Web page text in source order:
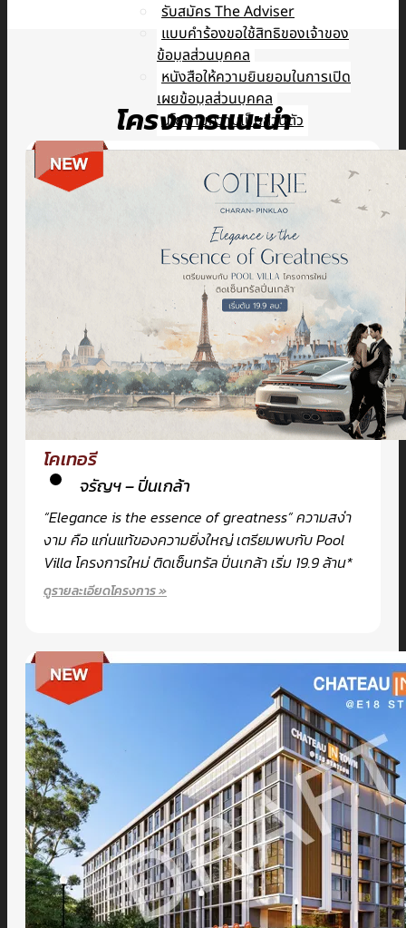
รับสมัคร The Adviser
แบบคำร้องขอใช้สิทธิของเจ้าของ
ข้อมูลส่วนบุคคล
หนังสือให้ความยินยอมในการเปิด
เผยข้อมูลส่วนบุคคล
นโยบายความเป็นส่วนตัว
โครงการแนะนำ
โคเทอรี
จรัญฯ – ปิ่นเกล้า
“Elegance is the essence of greatness” ความสง่า
งาม คือ แก่นแท้ของความยิ่งใหญ่ เตรียมพบกับ Pool
Villa โครงการใหม่ ติดเซ็นทรัล ปิ่นเกล้า เริ่ม 19.9 ล้าน*
ดูรายละเอียดโครงการ »